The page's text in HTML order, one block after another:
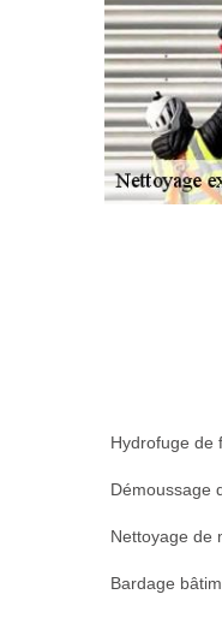
Hydrofuge de
Démoussage
Nettoyage de
Bardage